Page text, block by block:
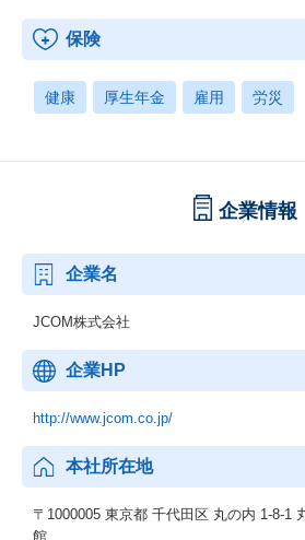
保険
健康 厚生年金 雇用 労災
企業情報
企業名
JCOM株式会社
企業HP
http://www.jcom.co.jp/
本社所在地
〒1000005 東京都 千代田区 丸の内 1-8-1
館